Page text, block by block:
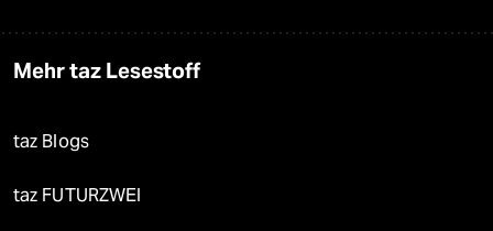
Mehr taz Lesestoff
taz Blogs
taz FUTURZWEI